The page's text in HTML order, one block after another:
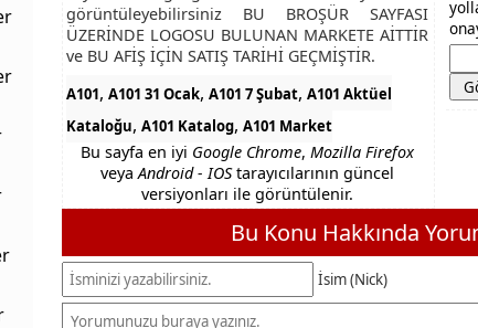
görüntüleyebilirsiniz BU BROŞÜR SAYFASI
ÜZERİNDE LOGOSU BULUNAN MARKETE AİTTİR
ve BU AFİŞ İÇİN SATIŞ TARİHİ GEÇMİŞTİR.
A101, A101 31 Ocak, A101 7 Şubat, A101 Aktüel
Kataloğu, A101 Katalog, A101 Market
Bu sayfa en iyi Google Chrome,Mozilla Firefox
veyaAndroid - IOStarayıcılarının güncel
versiyonları ile görüntülenir.
Bu Konu Hakkında
İsim (Nick)